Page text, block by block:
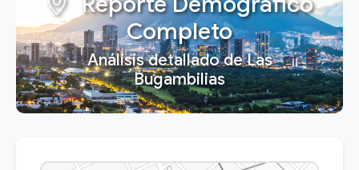
Completo
Análisis detallado de Las
Bugambilias